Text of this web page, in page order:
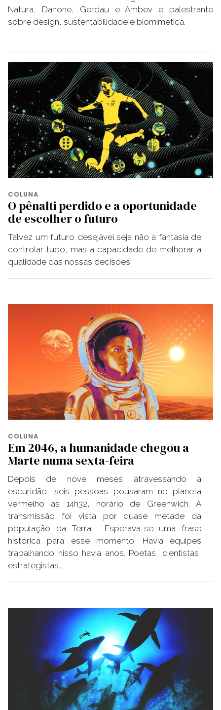
Natura, Danone, Gerdau e Ambev e palestrante
sobre design, sustentabilidade e biomimética.
COLUNA
O pênalti perdido e a oportunidade
de escolher o futuro
Talvez um futuro desejável seja não a fantasia de
controlar tudo, mas a capacidade de melhorar a
qualidade das nossas decisões.
COLUNA
Em 2046, a humanidade chegou a
Marte numa sexta-feira
Depois de nove meses atravessando a
escuridão, seis pessoas pousaram no planeta
vermelho às 14h32, horário de Greenwich. A
transmissão foi vista por quase metade da
população da Terra. Esperava-se uma frase
histórica para esse momento. Havia equipes
trabalhando nisso havia anos. Poetas, cientistas,
estrategistas…